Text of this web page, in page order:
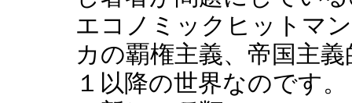
エコノミックヒットマ
カの覇権主義、帝国主
１以降の世界なのです。